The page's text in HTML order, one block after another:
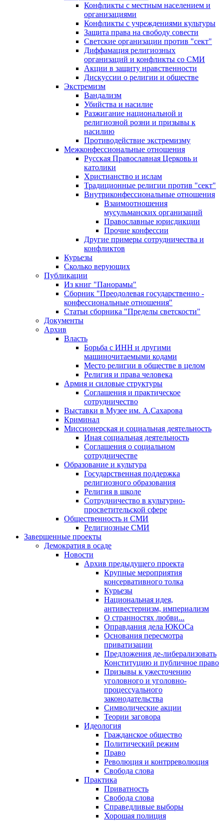
Конфликты с местным населением и
организациями
Конфликты с учреждениями культуры
Защита права на свободу совести
Светские организации против "сект"
Диффамация религиозных
организаций и конфликты со СМИ
Акции в защиту нравственности
Дискуссии о религии и обществе
Экстремизм
Вандализм
Убийства и насилие
Разжигание национальной и
религиозной розни и призывы к
насилию
Противодействие экстремизму
Межконфессиональные отношения
Русская Православная Церковь и
католики
Христианство и ислам
Традиционные религии против "сект"
Внутриконфессиональные отношения
Взаимоотношения
мусульманских организаций
Православные юрисдикции
Прочие конфессии
Другие примеры сотрудничества и
конфликтов
Курьезы
Сколько верующих
Публикации
Из книг "Панорамы"
Сборник "Преодолевая государственно -
конфессиональные отношения"
Статьи сборника "Пределы светскости"
Документы
Архив
Власть
Борьба с ИНН и другими
машиночитаемыми кодами
Место религии в обществе в целом
Религия и права человека
Армия и силовые структуры
Соглашения и практическое
сотрудничество
Выставки в Музее им. А.Сахарова
Криминал
Миссионерская и социальная деятельность
Иная социальная деятельность
Соглашения о социальном
сотрудничестве
Образование и культура
Государственная поддержка
религиозного образования
Религия в школе
Сотрудничество в культурно-
просветительской сфере
Общественность и СМИ
Религиозные СМИ
Завершенные проекты
Демократия в осаде
Новости
Архив предыдущего проекта
Крупные мероприятия
консервативного толка
Курьезы
Национальная идея,
антивестернизм, империализм
О странностях любви...
Оправдания дела ЮКОСа
Основания пересмотра
приватизации
Предложения де-либерализовать
Конституцию и публичное право
Призывы к ужесточению
уголовного и уголовно-
процессуального
законодательства
Символические акции
Теории заговора
Идеология
Гражданское общество
Политический режим
Право
Революция и контрреволюция
Свобода слова
Практика
Приватность
Свобода слова
Справедливые выборы
Хорошая полиция